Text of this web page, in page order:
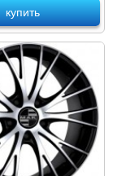
купить